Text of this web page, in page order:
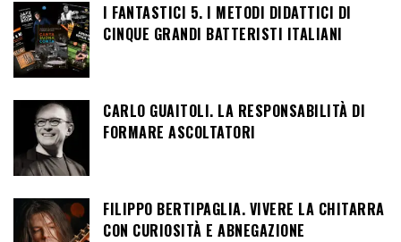
I FANTASTICI 5. I METODI DIDATTICI DI
CINQUE GRANDI BATTERISTI ITALIANI
CARLO GUAITOLI. LA RESPONSABILITÀ DI
FORMARE ASCOLTATORI
FILIPPO BERTIPAGLIA. VIVERE LA CHITARRA
CON CURIOSITÀ E ABNEGAZIONE